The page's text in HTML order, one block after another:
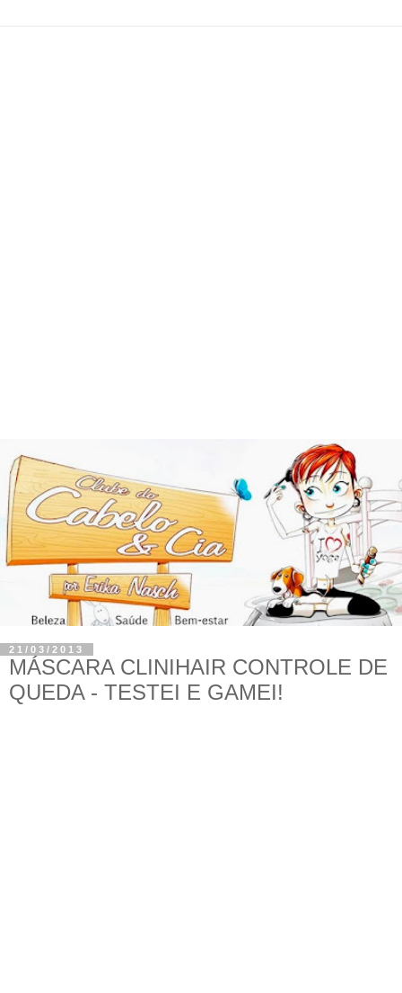
21/03/2013
MÁSCARA CLINIHAIR CONTROLE DE
QUEDA - TESTEI E GAMEI!